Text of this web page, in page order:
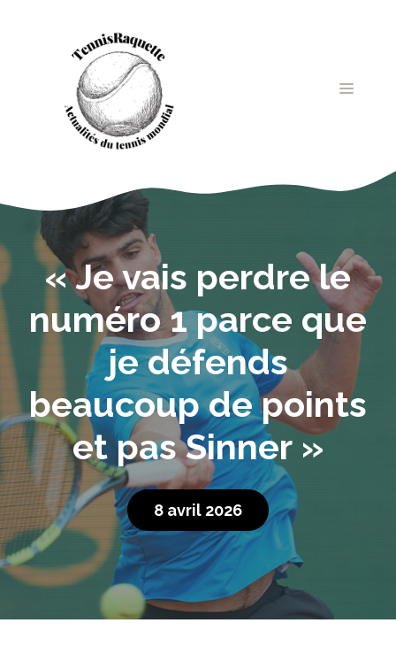
MENU
« Je vais perdre le
numéro 1 parce que
je défends
beaucoup de points
et pas Sinner »
8 avril 2026